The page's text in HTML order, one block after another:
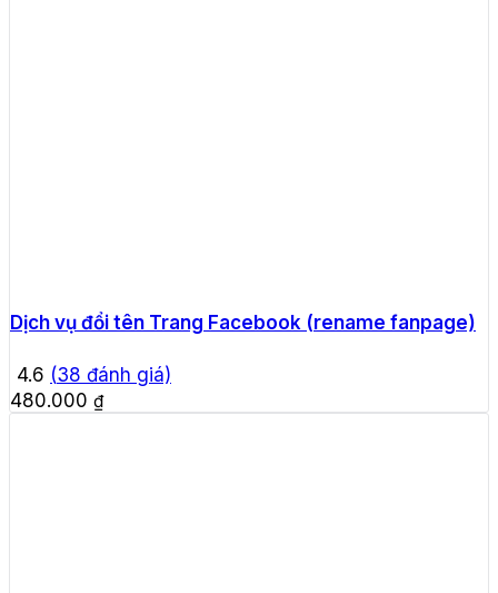
Dịch vụ đổi tên Trang Facebook (rename fanpage)
4.6 (38 đánh giá)
480.000 ₫